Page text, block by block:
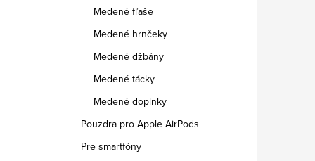
Medené fľaše
Medené hrnčeky
Medené džbány
Medené tácky
Medené doplnky
Pouzdra pro Apple AirPods
Pre smartfóny